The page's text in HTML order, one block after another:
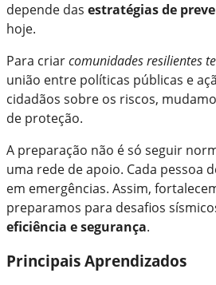
depende das estratégias de
hoje.
Para criarcomunidades resilientes
união entre políticas públicas e
cidadãos sobre os riscos,
de proteção.
A preparação não é só seguir
uma rede de apoio. Cada pessoa
em emergências. Assim,
preparamos para desafios
eficiência e segurança.
Principais Aprendizados